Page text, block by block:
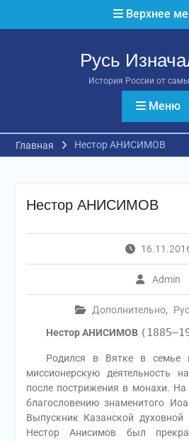
Верхнее
Русь
История России от
Меню
Главная Нестор АНИСИМОВ
Нестор АНИСИМОВ
Admin
Дополнительно,
Нестор АНИСИМОВ
Родился в Вятке в семье
миссионерскую деятельность
после пострижения в монахи.
благословению знаменитого
Выпускник Казанской
Нестор Анисимов был